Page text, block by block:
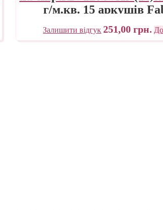
г/м.кв. 15 аркушів
Залишити відгук 251,00грн.